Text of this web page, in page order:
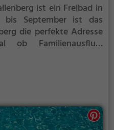
ist ein Freibad in
September ist das
die perfekte Adresse
ob Familienausflug,
kommt jeder auf
Wetter kann die
Informationen hierzu